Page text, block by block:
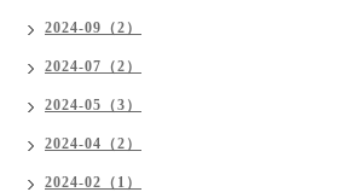
2024-09（2）
2024-07（2）
2024-05（3）
2024-04（2）
2024-02（1）